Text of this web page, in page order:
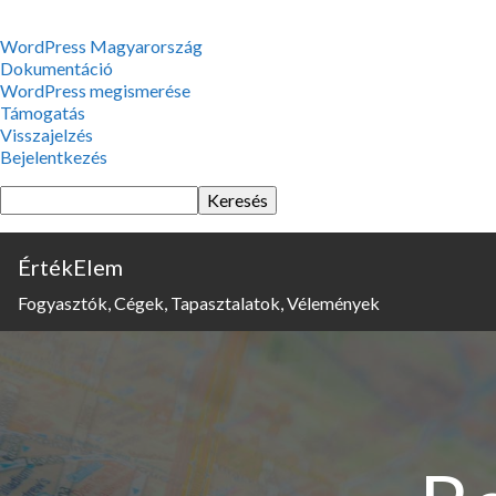
WordPress,
a
csodás
WordPress Magyarország
Dokumentáció
WordPress megismerése
Támogatás
Visszajelzés
Bejelentkezés
Keresés
ÉrtékElem
Fogyasztók, Cégek, Tapasztalatok, Vélemények